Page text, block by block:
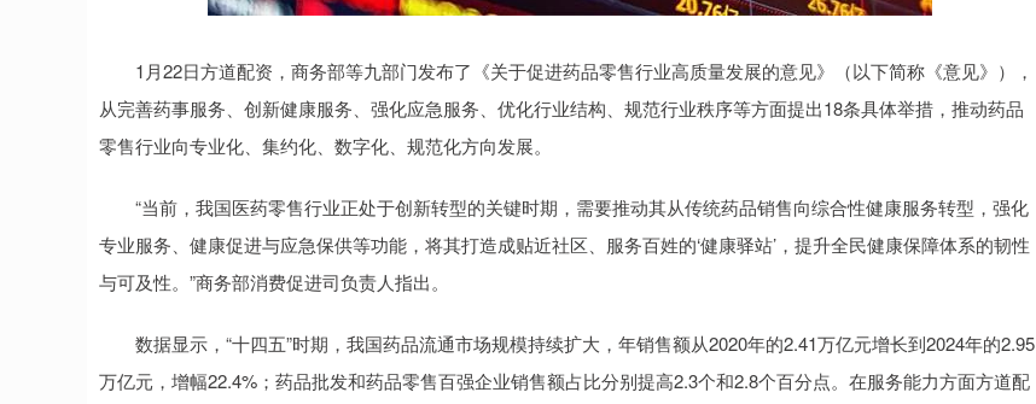
1月22日方道配资，商务部等九部门发布了《关于促进药品零售行业高质量发展的意见》（以下简称《意见》），
从完善药事服务、创新健康服务、强化应急服务、优化行业结构、规范行业秩序等方面提出18条具体举措，推动药品
零售行业向专业化、集约化、数字化、规范化方向发展。
“当前，我国医药零售行业正处于创新转型的关键时期，需要推动其从传统药品销售向综合性健康服务转型，强化
专业服务、健康促进与应急保供等功能，将其打造成贴近社区、服务百姓的‘健康驿站’，提升全民健康保障体系的韧性
与可及性。”商务部消费促进司负责人指出。
数据显示，“十四五”时期，我国药品流通市场规模持续扩大，年销售额从2020年的2.41万亿元增长到2024年的2.95
万亿元，增幅22.4%；药品批发和药品零售百强企业销售额占比分别提高2.3个和2.8个百分点。在服务能力方面方道配